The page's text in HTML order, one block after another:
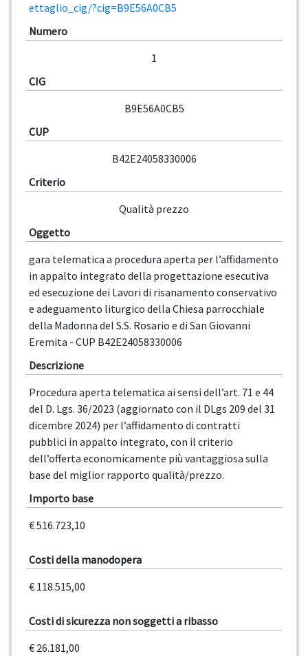
ettaglio_cig/?cig=B9E56A0CB5
Numero
1
CIG
B9E56A0CB5
CUP
B42E24058330006
Criterio
Qualità prezzo
Oggetto
gara telematica a procedura aperta per l’affidamento
in appalto integrato della progettazione esecutiva
ed esecuzione dei Lavori di risanamento conservativo
e adeguamento liturgico della Chiesa parrocchiale
della Madonna del S.S. Rosario e di San Giovanni
Eremita - CUP B42E24058330006
Descrizione
Procedura aperta telematica ai sensi dell’art. 71 e 44
del D. Lgs. 36/2023 (aggiornato con il DLgs 209 del 31
dicembre 2024) per l’affidamento di contratti
pubblici in appalto integrato, con il criterio
dell’offerta economicamente più vantaggiosa sulla
base del miglior rapporto qualità/prezzo.
Importo base
€ 516.723,10
Costi della manodopera
€ 118.515,00
Costi di sicurezza non soggetti a ribasso
€ 26.181,00